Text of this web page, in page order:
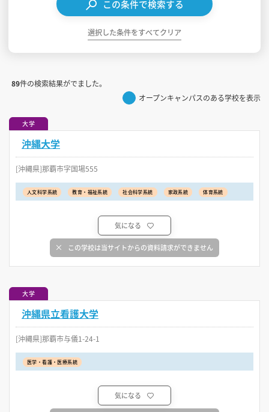
この条件で検索する
選択した条件をすべてクリア
89件の検索結果がでました。
オープンキャンパスのある学校を表示
大学
沖縄大学
[沖縄県]那覇市字国場555
人文科学系統 教育・福祉系統 社会科学系統 家政系統 体育系統
気になる
この学校は当サイトからの資料請求ができません
大学
沖縄県立看護大学
[沖縄県]那覇市与儀1-24-1
医学・看護・医療系統
気になる